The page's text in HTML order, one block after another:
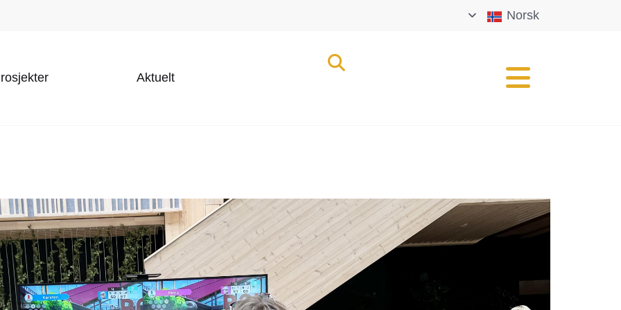
Norsk
Aktuelt